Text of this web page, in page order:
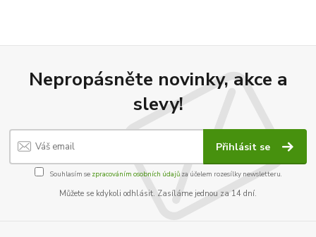
Nepropásněte novinky, akce a
slevy!
Přihlásit se
Souhlasím se zpracováním osobních údajůza účelem rozesílky newsletteru.
Můžete se kdykoli odhlásit. Zasíláme jednou za 14 dní.